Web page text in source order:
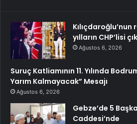
yılların CHP’lisi
Ağustos 6, 2026
Suruç Katliamının 11. Yılında
Yarım Kalmayacak” Mesajı
Ağustos 6, 2026
Gebze’de 5
Caddesi’nde